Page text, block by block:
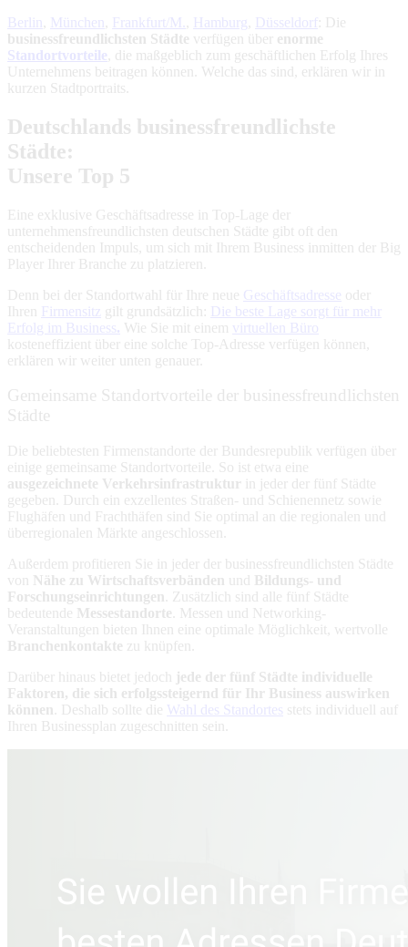
Berlin
München Frankfurt/M. Hamburg Düsseldorf
: Die
businessfreundlichsten Städte verfügen über enorme
Standortvorteile , die maßgeblich zum geschäftlichen Erfolg Ihres
Unternehmens beitragen können. Welche das sind, erklären wir in
kurzen Stadtportraits.
Deutschlands businessfreundlichste
Städte:
Unsere Top 5
Eine exklusive Geschäftsadresse in Top-Lage der
unternehmensfreundlichsten deutschen Städte gibt oft den
entscheidenden Impuls, um sich mit Ihrem Business inmitten der Big
Player Ihrer Branche zu platzieren.
Denn bei der Standortwahl für Ihre neue Geschäftsadresse oder
Ihren
Firmensitz gilt grundsätzlich:
Die beste Lage sorgt für mehr
Erfolg im Business. Wie Sie mit einem virtuellen Büro
kosteneffizient über eine solche Top-Adresse verfügen können,
erklären wir weiter unten genauer.
Gemeinsame Standortvorteile der businessfreundlichsten
Städte
Die beliebtesten Firmenstandorte der Bundesrepublik verfügen über
einige gemeinsame Standortvorteile. So ist etwa eine
ausgezeichnete Verkehrsinfrastruktur
in jeder der fünf Städte
gegeben. Durch ein exzellentes Straßen- und Schienennetz sowie
Flughäfen und Frachthäfen sind Sie optimal an die regionalen und
überregionalen Märkte angeschlossen.
Außerdem profitieren Sie in jeder der businessfreundlichsten Städte
von
Nähe zu Wirtschaftsverbänden und
Bildungs- und
Forschungseinrichtungen . Zusätzlich sind alle fünf Städte
bedeutende Messestandorte . Messen und Networking-
Veranstaltungen bieten Ihnen eine optimale Möglichkeit, wertvolle
Branchenkontakte zu knüpfen.
Darüber hinaus bietet jedoch
jede der fünf Städte individuelle
Faktoren, die sich erfolgssteigernd für Ihr Business auswirken
können . Deshalb sollte die Wahl des Standortes stets individuell auf
Ihren Businessplan zugeschnitten sein.